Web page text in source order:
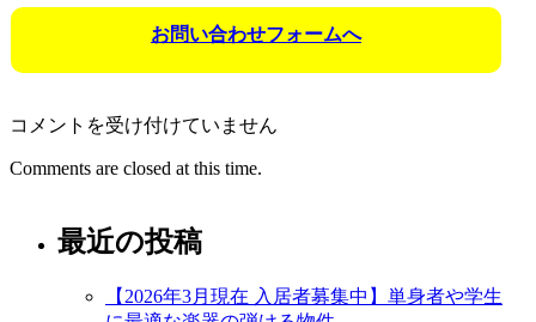
お問い合わせフォームへ
【入
者
中】
コメントを受け付けていません
Comments are closed at this time.
最近の投稿
【2026年3月現在 入居者募集中】単身者や学生